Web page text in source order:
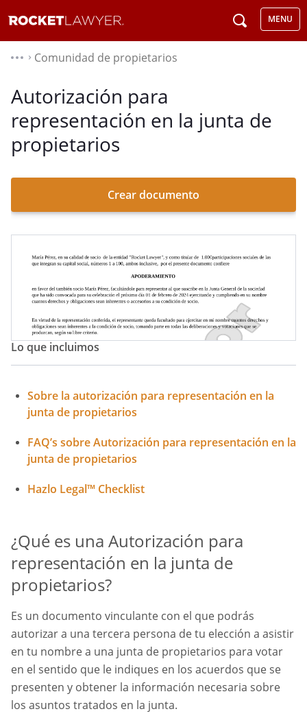
MENU
⌃ Comunidad de propietarios
Autorización para
representación en la junta de
propietarios
Crear documento
Lo que incluimos
Sobre la autorización para representación en la
junta de propietarios
FAQ’s sobre Autorización para representación en la
junta de propietarios
Hazlo Legal™ Checklist
¿Qué es una Autorización para
representación en la junta de
propietarios?
Es un documento vinculante con el que podrás
autorizar a una tercera persona de tu elección a asistir
en tu nombre a una junta de propietarios para votar
en el sentido que le indiques en los acuerdos que se
presenten y obtener la información necesaria sobre
los asuntos tratados en la junta.